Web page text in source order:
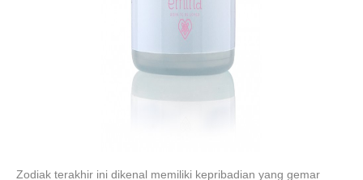
Zodiak terakhir ini dikenal memiliki kepribadian yang gemar